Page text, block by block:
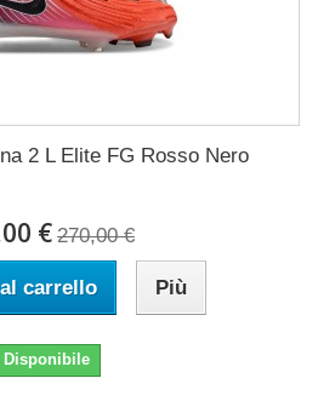
2 L Elite FG Rosso Nero
€ 270,00 €
carrello Più
Disponibile